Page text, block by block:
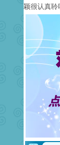
颖很认真聆